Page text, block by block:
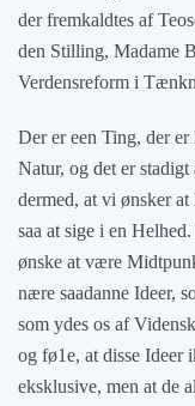
der fremkaldtes af
den Stilling, Madame
Verdensreform i
Der er een Ting, der
Natur, og det er stadigt
dermed, at vi ønsker
saa at sige i en
ønske at være
nære saadanne Ideer,
som ydes os af
og fø1e, at disse Ideer
eksklusive, men at de